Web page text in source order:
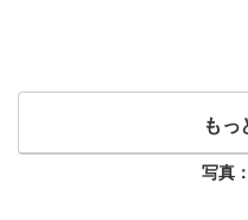
もっ
写真